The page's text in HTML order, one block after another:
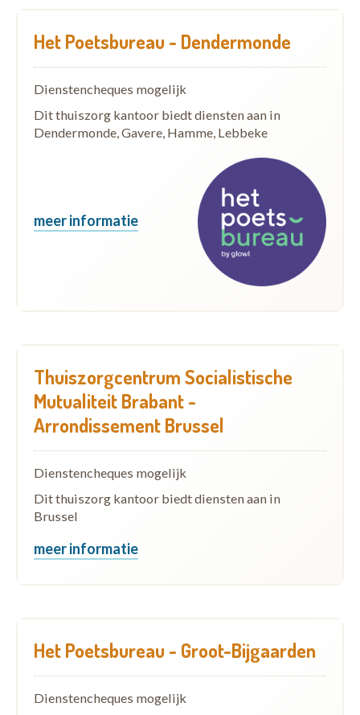
Het Poetsbureau - Dendermonde
Dienstencheques mogelijk
Dit thuiszorg kantoor biedt diensten aan in
Dendermonde, Gavere, Hamme, Lebbeke
meer informatie
Thuiszorgcentrum Socialistische
Mutualiteit Brabant -
Arrondissement Brussel
Dienstencheques mogelijk
Dit thuiszorg kantoor biedt diensten aan in
Brussel
meer informatie
Het Poetsbureau - Groot-Bijgaarden
Dienstencheques mogelijk